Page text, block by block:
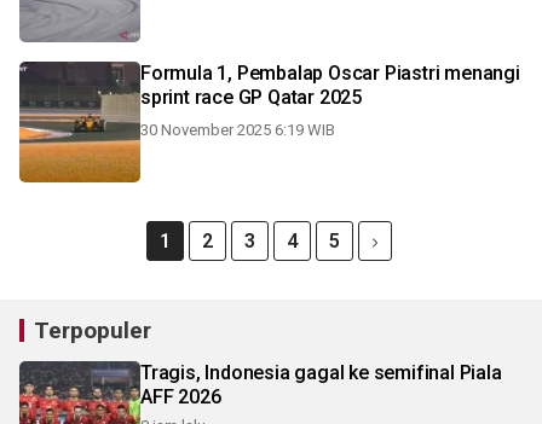
Formula 1, Pembalap Oscar Piastri menangi
sprint race GP Qatar 2025
30 November 2025 6:19 WIB
1 2 3 4 5
Terpopuler
Tragis, Indonesia gagal ke semifinal Piala
AFF 2026